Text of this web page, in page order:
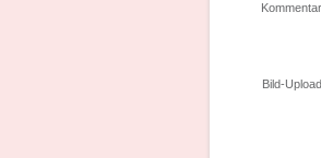
Kommentar
Bild-Upload